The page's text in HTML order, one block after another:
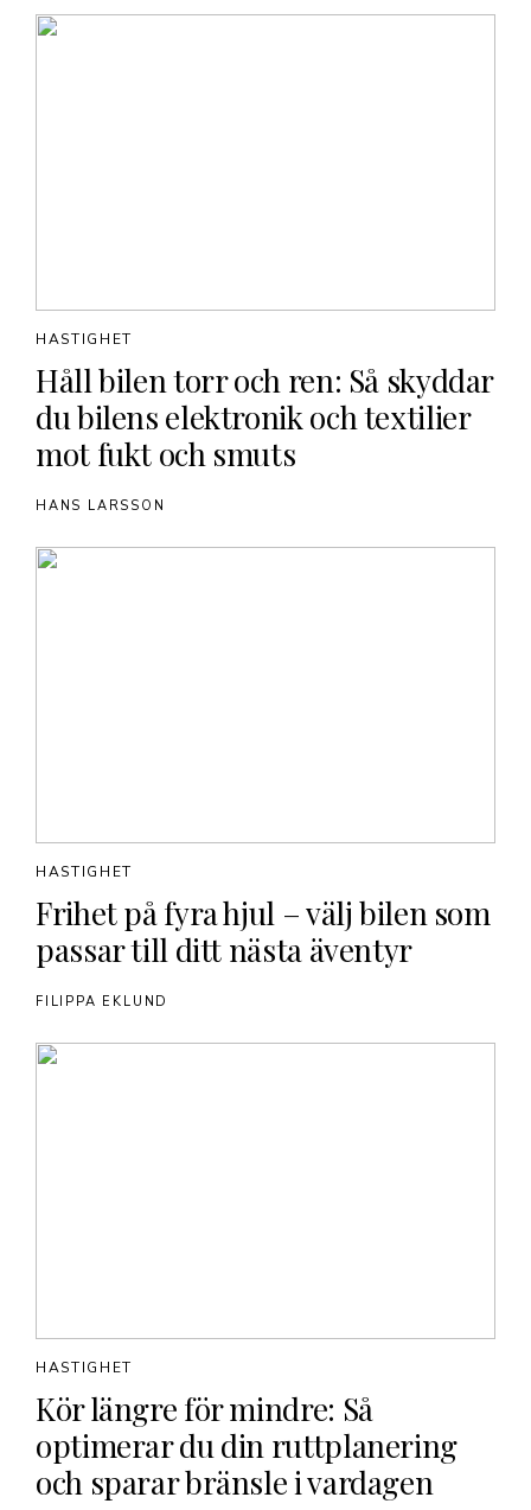
Håll bilen torr och ren: Så skyddar
du bilens elektronik och textilier
mot fukt och smuts
HASTIGHET
HANS LARSSON
Frihet på fyra hjul – välj bilen som
passar till ditt nästa äventyr
HASTIGHET
FILIPPA EKLUND
Kör längre för mindre: Så
optimerar du din ruttplanering
och sparar bränsle i vardagen
HASTIGHET